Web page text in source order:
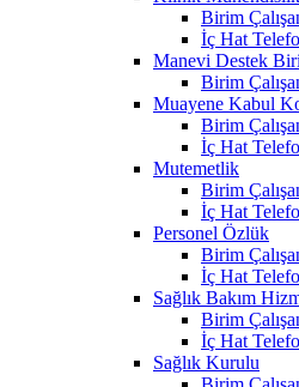
Birim
İç Hat
Manevi Destek
Birim
Muayene Kabul
Birim
İç Hat
Mutemetlik
Birim
İç Hat
Personel Özlük
Birim
İç Hat
Sağlık Bakım
Birim
İç Hat
Sağlık Kurulu